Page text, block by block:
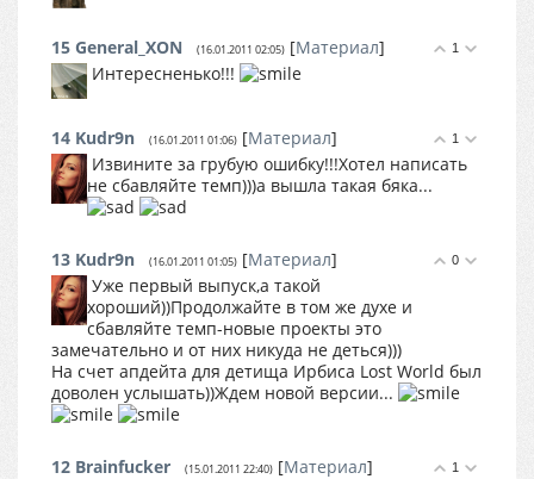
1
15 General_XON (16.01.2011 02:05) [Материал]
Интересненько!!!
1
14 Kudr9n (16.01.2011 01:06) [Материал]
Извините за грубую ошибку!!!Хотел написать
не сбавляйте темп)))а вышла такая бяка...
0
13 Kudr9n (16.01.2011 01:05) [Материал]
Уже первый выпуск,а такой
хороший))Продолжайте в том же духе и
сбавляйте темп-новые проекты это
замечательно и от них никуда не деться)))
На счет апдейта для детища Ирбиса Lost World был
доволен услышать))Ждем новой версии...
1
12 Brainfucker (15.01.2011 22:40) [Материал]